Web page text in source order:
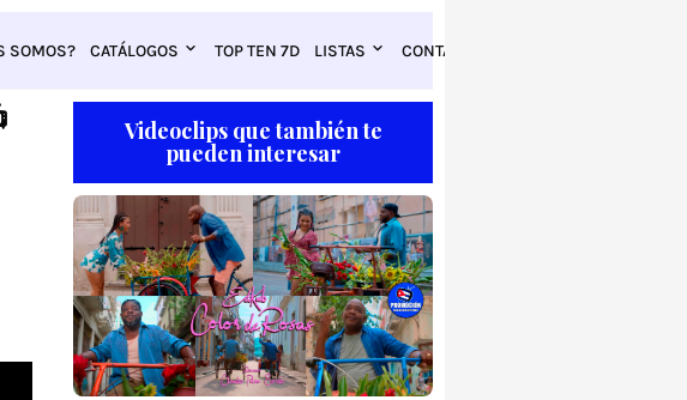
SOMOS? CATÁLOGOS TOP TEN 7D LISTAS CONTACTO
Videoclips que también te
pueden interesar